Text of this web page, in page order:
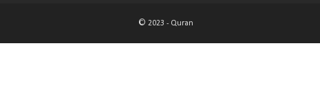
© 2023 - Quran